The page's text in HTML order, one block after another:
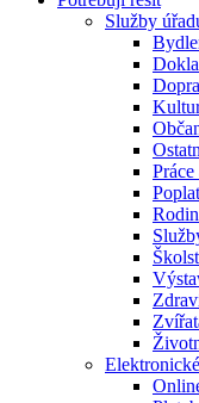
Služby